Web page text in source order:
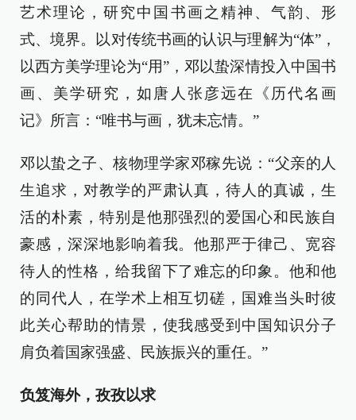
艺术理论，研究中国书画之精神、气韵、形
式、境界。以对传统书画的认识与理解为“体”，
以西方美学理论为“用”，邓以蛰深情投入中国书
画、美学研究，如唐人张彦远在《历代名画
记》所言：“唯书与画，犹未忘情。”
邓以蛰之子、核物理学家邓稼先说：“父亲的人
生追求，对教学的严肃认真，待人的真诚，生
活的朴素，特别是他那强烈的爱国心和民族自
豪感，深深地影响着我。他那严于律己、宽容
待人的性格，给我留下了难忘的印象。他和他
的同代人，在学术上相互切磋，国难当头时彼
此关心帮助的情景，使我感受到中国知识分子
肩负着国家强盛、民族振兴的重任。”
负笈海外，孜孜以求